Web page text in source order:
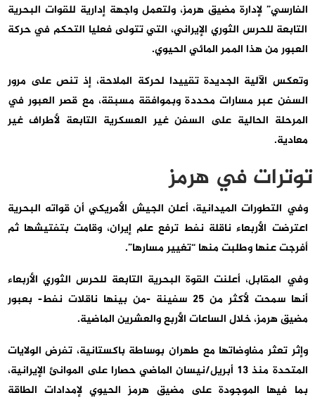
الفارسي” لإدارة مضيق هرمز، ولتعمل واجهة إدارية للقوات البحرية
التابعة للحرس الثوري الإيراني، التي تتولى فعليا التحكم في حركة
العبور من هذا الممر المائي الحيوي.
وتعكس الآلية الجديدة تقييدا لحركة الملاحة، إذ تنص على مرور
السفن عبر مسارات محددة وبموافقة مسبقة، مع قصر العبور في
المرحلة الحالية على السفن غير العسكرية التابعة لأطراف غير
معادية.
توترات في هرمز
وفي التطورات الميدانية، أعلن الجيش الأمريكي أن قواته البحرية
اعترضت الأربعاء ناقلة نفط ترفع علم إيران، وقامت بتفتيشها ثم
أفرجت عنها وطلبت منها “تغيير مسارها”.
وفي المقابل، أعلنت القوة البحرية التابعة للحرس الثوري الأربعاء
أنها سمحت لأكثر من 25 سفينة -من بينها ناقلات نفط- بعبور
مضيق هرمز، خلال الساعات الأربع والعشرين الماضية.
وإثر تعثر مفاوضاتها مع طهران بوساطة باكستانية، تفرض الولايات
المتحدة منذ 13 أبريل/نيسان الماضي حصارا على الموانئ الإيرانية،
بما فيها الموجودة على مضيق هرمز الحيوي لإمدادات الطاقة